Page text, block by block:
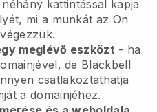
kattintással kapja
mi a munkát az Ön
meglévő eszközt - ha
de Blackbell
csatlakoztathatja
a domainjéhez.